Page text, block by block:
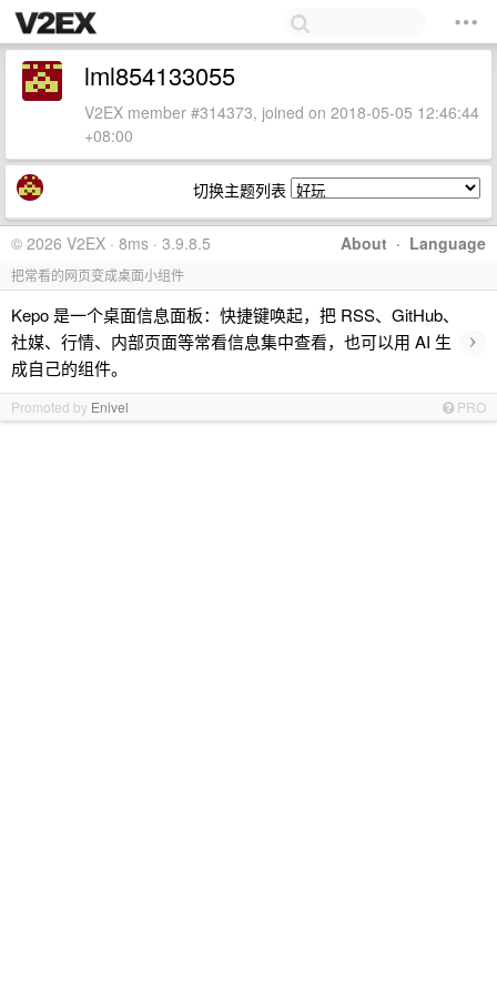
lml854133055
V2EX member #314373, joined on 2018-05-05 12:46:44
+08:00
切换主题列表
About · Language
© 2026 V2EX · 8ms · 3.9.8.5
把常看的网页变成桌面小组件
Kepo 是一个桌面信息面板：快捷键唤起，把 RSS、GitHub、
社媒、行情、内部页面等常看信息集中查看，也可以用 AI 生
成自己的组件。
›
Promoted by Enivel PRO